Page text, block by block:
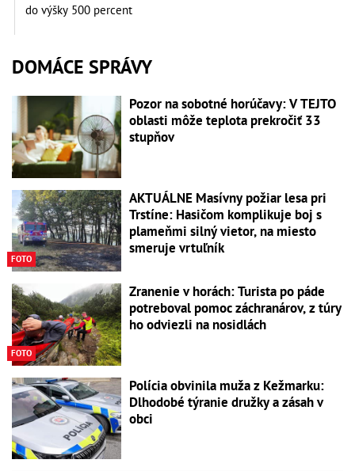
do výšky 500 percent
DOMÁCE SPRÁVY
Pozor na sobotné horúčavy: V TEJTO
oblasti môže teplota prekročiť 33
stupňov
FOTO
AKTUÁLNE Masívny požiar lesa pri
Trstíne: Hasičom komplikuje boj s
plameňmi silný vietor, na miesto
smeruje vrtuľník
FOTO
Zranenie v horách: Turista po páde
potreboval pomoc záchranárov, z túry
ho odviezli na nosidlách
Polícia obvinila muža z Kežmarku:
Dlhodobé týranie družky a zásah v
obci